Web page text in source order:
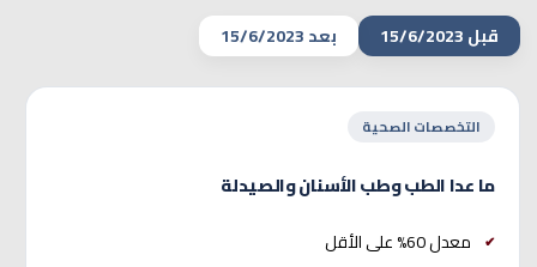
قبل 15/6/2023 بعد 15/6/2023
التخصصات الصحية
ما عدا الطب وطب الأسنان والصيدلة
معدل 60% على الأقل